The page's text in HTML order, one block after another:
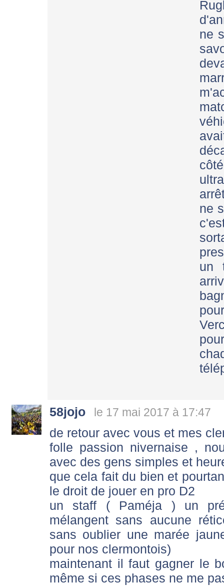
ne
ne
un
58jojo le 17 mai 2017 à 17:47
de retour avec vous et mes
folle passion nivernaise ,
avec des gens simples et
que cela fait du bien et
le droit de jouer en pro D2
un staff ( Paméja ) un
mélangent sans aucune
sans oublier une marée
pour nos clermontois)
maintenant il faut gagner le
même si ces phases ne me